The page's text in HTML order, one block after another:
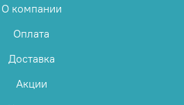
О компании
Оплата
Доставка
Акции